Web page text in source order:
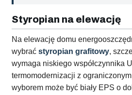
Styropian na elewację
Na elewację domu
wybrać styropian grafitowy,
wymaga niskiego współczynnika
termomodernizacji z
wyborem może być biały EPS o